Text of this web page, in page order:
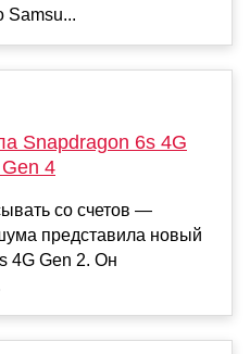
Samsu...
Snapdragon 6s 4G
4
со счетов —
представила новый
4G Gen 2. Он